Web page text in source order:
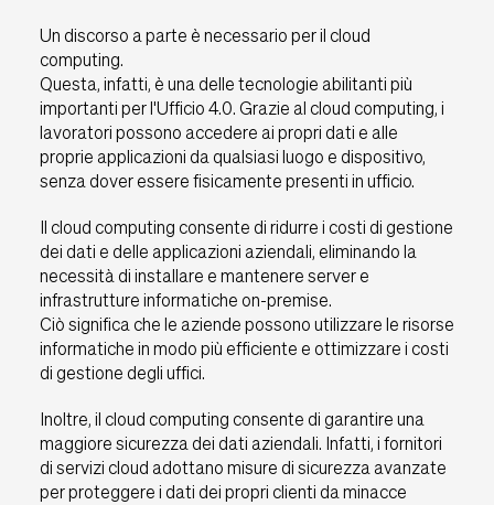
Un discorso a parte è necessario per il cloud
computing.
Questa, infatti, è una delle tecnologie abilitanti più
importanti per l'Ufficio 4.0. Grazie al cloud computing, i
lavoratori possono accedere ai propri dati e alle
proprie applicazioni da qualsiasi luogo e dispositivo,
senza dover essere fisicamente presenti in ufficio.
Il cloud computing consente di ridurre i costi di gestione
dei dati e delle applicazioni aziendali, eliminando la
necessità di installare e mantenere server e
infrastrutture informatiche on-premise.
Ciò significa che le aziende possono utilizzare le risorse
informatiche in modo più efficiente e ottimizzare i costi
di gestione degli uffici.
Inoltre, il cloud computing consente di garantire una
maggiore sicurezza dei dati aziendali. Infatti, i fornitori
di servizi cloud adottano misure di sicurezza avanzate
per proteggere i dati dei propri clienti da minacce